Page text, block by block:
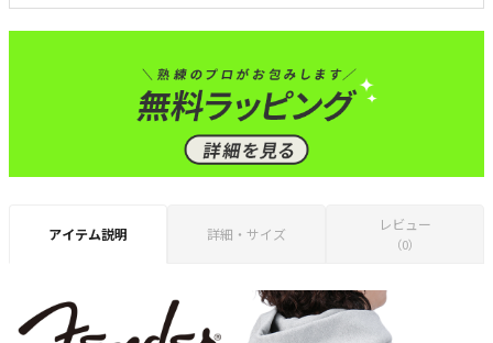
アイテム説明 詳細・サイズ
レビュー
（0）